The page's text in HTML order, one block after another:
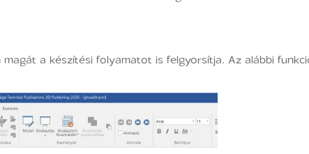
a készítési folyamatot is felgyorsítja. Az alábbi